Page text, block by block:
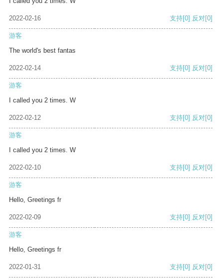
2022-02-16 支持[0] 反对[0]
游客
The world's best fantas
2022-02-14 支持[0] 反对[0]
游客
I called you 2 times. W
2022-02-12 支持[0] 反对[0]
游客
I called you 2 times. W
2022-02-10 支持[0] 反对[0]
游客
Hello, Greetings fr
2022-02-09 支持[0] 反对[0]
游客
Hello, Greetings fr
2022-01-31 支持[0] 反对[0]